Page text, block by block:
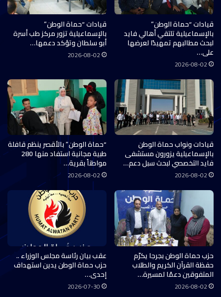
قيادات “حماة الوطن”
بالإسماعيلية تلتقي أهالي فايد
لبحث مطالبهم تمهيدًا لعرضها
على…
2026-08-02
قيادات “حماة الوطن”
بالإسماعيلية تزور مركز طب أسرة
أبو سلطان وتؤكد دعمها…
2026-08-02
قيادات ونواب حماة الوطن
بالإسماعيلية يزورون مستشفى
فايد التخصصي لبحث سبل دعم…
2026-08-02
“حماة الوطن” بالأقصر ينظم قافلة
طبية مجانية استفاد منها 280
مواطناً بقرية…
2026-08-02
حزب حماة الوطن بجرجا يكرّم
حفظة القرآن الكريم والطلاب
المتفوقين دعمًا لمسيرة…
2026-08-02
عقب بيان رئاسة مجلس الوزراء ..
حزب حماة الوطن يدين استهداف
إحدى…
2026-07-30